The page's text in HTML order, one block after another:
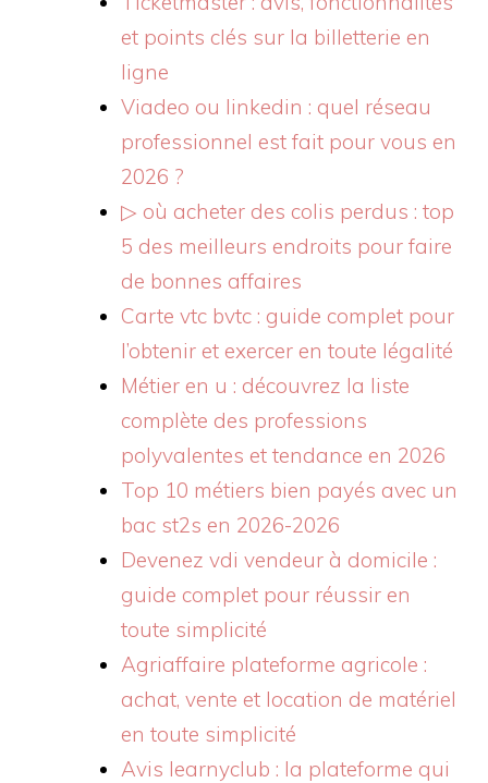
et points clés sur la billetterie en
ligne
Viadeo ou linkedin : quel réseau
professionnel est fait pour vous en
2026 ?
▷ où acheter des colis perdus : top
5 des meilleurs endroits pour faire
de bonnes affaires
Carte vtc bvtc : guide complet pour
l’obtenir et exercer en toute légalité
Métier en u : découvrez la liste
complète des professions
polyvalentes et tendance en 2026
Top 10 métiers bien payés avec un
bac st2s en 2026-2026
Devenez vdi vendeur à domicile :
guide complet pour réussir en
toute simplicité
Agriaffaire plateforme agricole :
achat, vente et location de matériel
en toute simplicité
Avis learnyclub : la plateforme qui